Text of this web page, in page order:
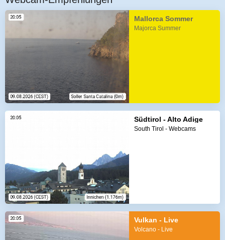
Mallorca Sommer
Majorca Summer
Südtirol - Alto Adige
South Tirol - Webcams
Vulkan - Live
Volcano - Live